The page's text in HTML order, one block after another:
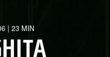
| 23 MIN